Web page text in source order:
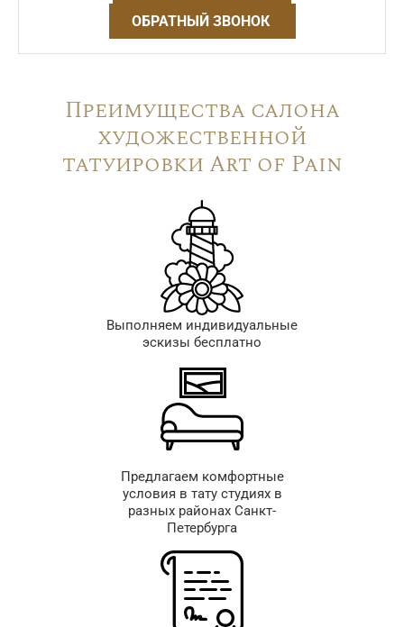
ОБРАТНЫЙ ЗВОНОК
Преимущества салона
художественной
татуировки Art of Pain
Выполняем индивидуальные
эскизы бесплатно
Предлагаем комфортные
условия в тату студиях в
разных районах Санкт-
Петербурга